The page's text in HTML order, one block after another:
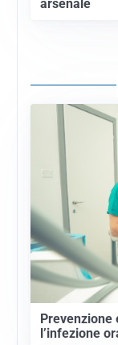
arsenale
Prevenzione
l’infezione